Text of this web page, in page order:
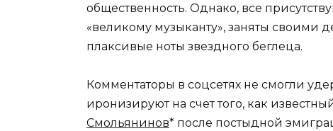
общественность. Однако, все
«великому музыканту», заняты своими
плаксивые ноты звездного беглеца.
Комментаторы в соцсетях не смогли
иронизируют на счет того, как
Смольянинов* после постыдной